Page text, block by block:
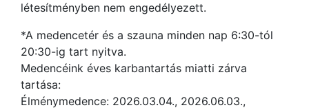
létesítményben nem engedélyezett.
*A medencetér és a szauna minden nap 6:30-tól
20:30-ig tart nyitva.
Medencéink éves karbantartás miatti zárva
tartása:
Élménymedence: 2026.03.04., 2026.06.03.,